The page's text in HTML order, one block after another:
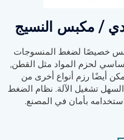
/ مكبس النسيج
خصيصًا لضغط المنسوجات
لحزم المواد مثل القطن,
أيضًا رزم أنواع أخرى من
تشغيل الآلة. نظام الضغط
بأمان في المصنع.